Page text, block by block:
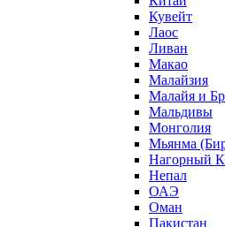
Кувейт
Лаос
Ливан
Макао
Малайзия
Малайя и
Мальдивы
Монголия
Мьянма
Нагорный
Непал
ОАЭ
Оман
Пакистан